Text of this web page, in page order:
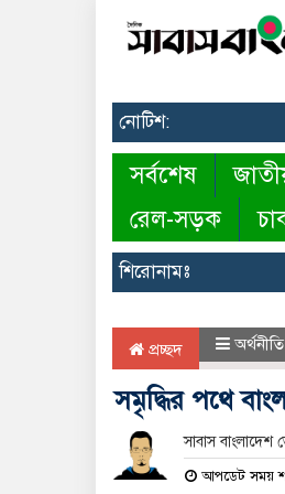
নোটিশ:
সর্বশেষ
রেল-সড়ক
শিরোনামঃ
প্রচ্ছদ অর্থনীতি
সমৃদ্ধির পথে
সাবাস বাংলাদেশ
আপডেট সময়